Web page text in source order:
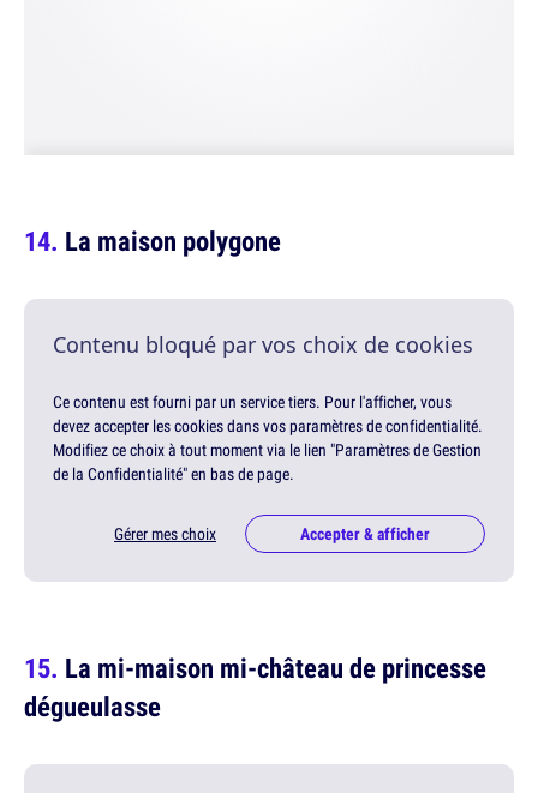
La maison polygone
Contenu bloqué par vos choix de cookies
Ce contenu est fourni par un service tiers. Pour l'afficher, vous
devez accepter les cookies dans vos paramètres de confidentialité.
Modifiez ce choix à tout moment via le lien "Paramètres de Gestion
de la Confidentialité" en bas de page.
Gérer mes choix Accepter & afficher
La mi-maison mi-château de princesse
dégueulasse